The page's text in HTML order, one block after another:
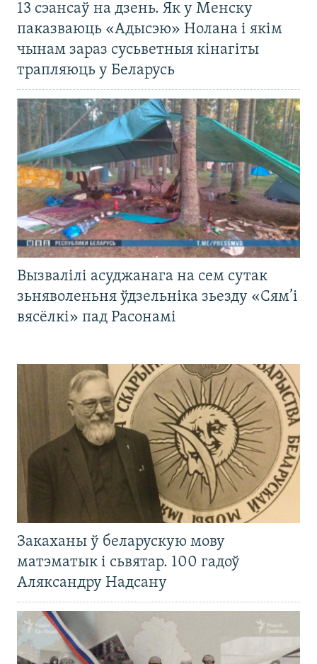
13 сэансаў на дзень. Як у Менску
паказваюць «Адысэю» Нолана і якім
чынам зараз сусьветныя кінагіты
трапляюць у Беларусь
Вызвалілі асуджанага на сем сутак
зьняволеньня ўдзельніка зьезду «Сям’і
вясёлкі» пад Расонамі
Закаханы ў беларускую мову
матэматык і сьвятар. 100 гадоў
Аляксандру Надсану